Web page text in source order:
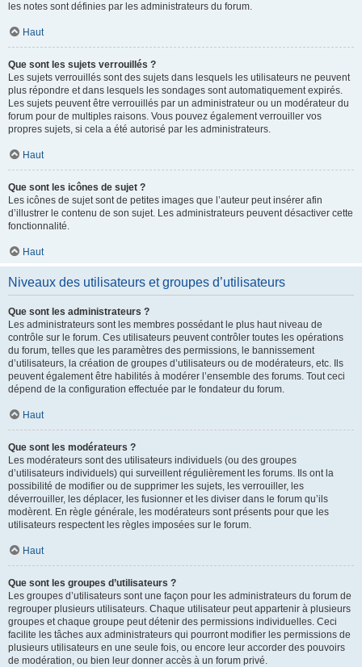
les notes sont définies par les administrateurs du forum.
Haut
Que sont les sujets verrouillés ?
Les sujets verrouillés sont des sujets dans lesquels les utilisateurs ne peuvent
plus répondre et dans lesquels les sondages sont automatiquement expirés.
Les sujets peuvent être verrouillés par un administrateur ou un modérateur du
forum pour de multiples raisons. Vous pouvez également verrouiller vos
propres sujets, si cela a été autorisé par les administrateurs.
Haut
Que sont les icônes de sujet ?
Les icônes de sujet sont de petites images que l’auteur peut insérer afin
d’illustrer le contenu de son sujet. Les administrateurs peuvent désactiver cette
fonctionnalité.
Haut
Niveaux des utilisateurs et groupes d’utilisateurs
Que sont les administrateurs ?
Les administrateurs sont les membres possédant le plus haut niveau de
contrôle sur le forum. Ces utilisateurs peuvent contrôler toutes les opérations
du forum, telles que les paramètres des permissions, le bannissement
d’utilisateurs, la création de groupes d’utilisateurs ou de modérateurs, etc. Ils
peuvent également être habilités à modérer l’ensemble des forums. Tout ceci
dépend de la configuration effectuée par le fondateur du forum.
Haut
Que sont les modérateurs ?
Les modérateurs sont des utilisateurs individuels (ou des groupes
d’utilisateurs individuels) qui surveillent régulièrement les forums. Ils ont la
possibilité de modifier ou de supprimer les sujets, les verrouiller, les
déverrouiller, les déplacer, les fusionner et les diviser dans le forum qu’ils
modèrent. En règle générale, les modérateurs sont présents pour que les
utilisateurs respectent les règles imposées sur le forum.
Haut
Que sont les groupes d’utilisateurs ?
Les groupes d’utilisateurs sont une façon pour les administrateurs du forum de
regrouper plusieurs utilisateurs. Chaque utilisateur peut appartenir à plusieurs
groupes et chaque groupe peut détenir des permissions individuelles. Ceci
facilite les tâches aux administrateurs qui pourront modifier les permissions de
plusieurs utilisateurs en une seule fois, ou encore leur accorder des pouvoirs
de modération, ou bien leur donner accès à un forum privé.